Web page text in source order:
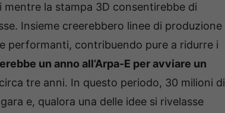
la stampa 3D consentirebbe di
Insieme creerebbero linee di produzione
performanti, contribuendo pure a ridurre i
un anno all’Arpa-E per avviare un
tre anni. In questo periodo, 30 milioni di
e, qualora una delle idee si rivelasse